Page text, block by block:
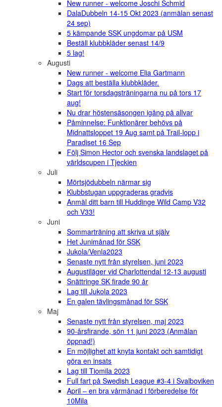
New runner - welcome Joschi Schmid
DalaDubbeln 14-15 Okt 2023 (anmälan senast
24 sep)
5 kämpande SSK ungdomar på USM
Beställ klubbkläder senast 14/9
5 lag!
Augusti
New runner - welcome Elia Gartmann
Dags att beställa klubbkläder.
Start för torsdagsträningarna nu på tors 17
aug!
Nu drar höstensäsongen igång på allvar
Påminnelse: Funktionärer behövs på
Midnattsloppet 19 Aug samt på Trail-lopp i
Paradiset 16 Sep
Följ Simon Hector och svenska landslaget på
världscupen i Tjeckien
Juli
Mörtsjödubbeln närmar sig
Klubbstugan uppgraderas gradvis
Anmäl ditt barn till Huddinge Wild Camp V32
och V33!
Juni
Sommarträning att skriva ut själv
Het Junimånad för SSK
Jukola/Venla2023
Senaste nytt från styrelsen, juni 2023
Augustiläger vid Charlottendal 12-13 augusti
Snättringe SK firade 90 år
Lag till Jukola 2023
En galen tävlingsmånad för SSK
Maj
Senaste nytt från styrelsen, maj 2023
90-årsfirande, sön 11 juni 2023 (Anmälan
öppnad!)
En möjlighet att knyta kontakt och samtidigt
göra en insats
Lag till Tiomila 2023
Full fart på Swedish League #3-4 i Svalboviken
April – en bra vårmånad i förberedelse för
10Mila